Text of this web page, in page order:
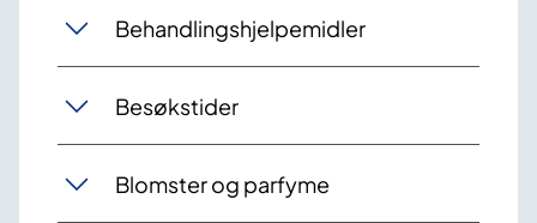
Behandlingshjelpemidler
Besøkstider
Blomster og parfyme